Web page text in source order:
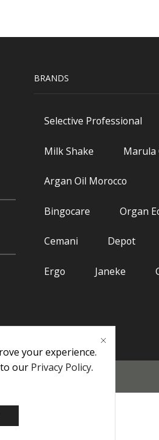
BRANDS
Selective Professional
Milk Shake Marula
Argan Oil Morocco
Bingocare Organ
Cemani Depot
Ergo Janeke
Εγγυήσεις
your experience.
our Privacy Policy.